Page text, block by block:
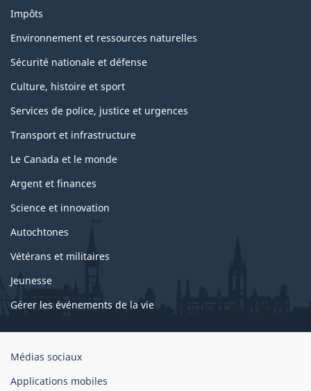
Impôts
Environnement et ressources naturelles
Sécurité nationale et défense
Culture, histoire et sport
Services de police, justice et urgences
Transport et infrastructure
Le Canada et le monde
Argent et finances
Science et innovation
Autochtones
Vétérans et militaires
Jeunesse
Gérer les événements de la vie
Organisation
gouvernement
Médias sociaux
Applications mobiles